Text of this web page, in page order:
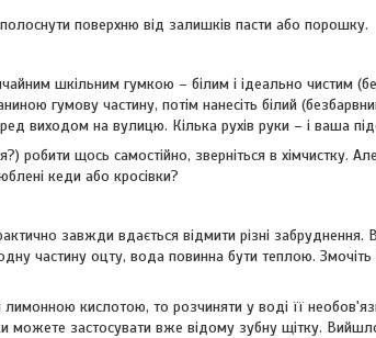
поверхню від залишків пасти або порошку.
шкільним гумкою – білим і ідеально чистим
гумову частину, потім нанесіть білий
виходом на вулицю. Кілька рухів руки – і ваша
робити щось самостійно, зверніться в хімчистку.
кеди або кросівки?
завжди вдається відмити різні
частину оцту, вода повинна бути теплою.
кислотою, то розчиняти у воді її
можете застосувати вже відому зубну щітку.